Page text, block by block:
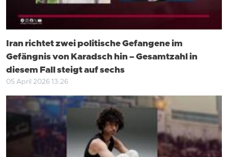
Iran richtet zwei politische Gefangene im
Gefängnis von Karadsch hin – Gesamtzahl in
diesem Fall steigt auf sechs
05 April 2026 13:26